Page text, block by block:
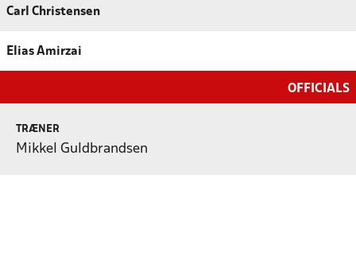
Carl Christensen
Elias Amirzai
OFFICIALS
TRÆNER
Mikkel Guldbrandsen